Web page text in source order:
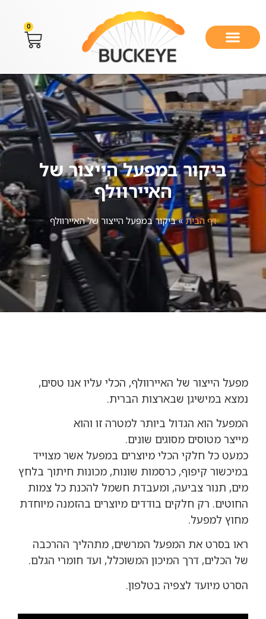
0
ביקור במפעל הייצור של
האיירוולף
דף הבית»ביקור במפעל הייצור של האיירוולף
מפעל הייצור של האיירוולף, הכלי עליו אנו טסים,
נמצא במישיגן שבארצות הברית.
המפעל הוא הגדול ביותר למטרה זו והוא
מייצר מטוסים מסוגים שונים.
כמעט כל חלקי הכלי מיוצרים במפעל אשר מצוייד
במיכשור קיפוף, כרסמות שונות, מכונות חיתוך בלחץ
מים, תנור צביעה, ומעבדת חשמל להכנת כל צמות
החוטים. רק חלקים בודדים מיוצרים בהזמנה מיוחדת
מחוץ למפעל.
ראו בסרט את המפעל המרשים, מתהליך ההרכבה
של הכלים, דרך המיכון המשוכלל, ועד חומרי הגלם.
הסרט מיועד לצפיה בטלפון.